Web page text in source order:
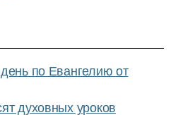
по Евангелию от
духовных уроков